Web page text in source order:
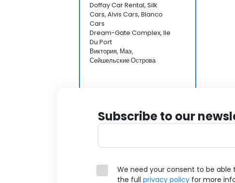
Doffay Car Rental, Silk
Cars, Alvis Cars, Blanco
Cars
Dream-Gate Complex, Ile
Du Port
Виктория, Маэ,
Сейшельские Острова
Subscribe to our
We need your consent to be
the full privacy policy for more